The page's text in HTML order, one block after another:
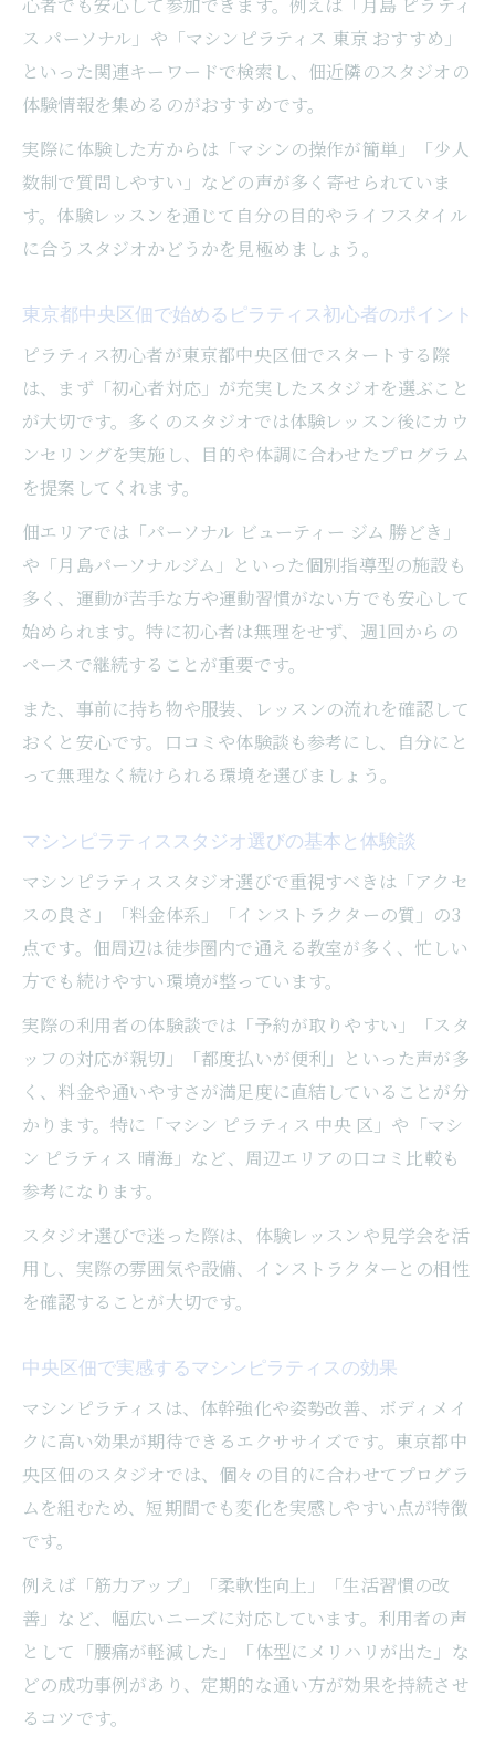
の特徴
マシンピラティスで叶える女性の美しい体
作り
中央区佃で人気のボディメイク向けピラテ
ィス
理想の体型へ導く佃でのマシンピラティス活用
法
イント
佃で始めるボディメイクとピラティスの関
係性
マシンピラティスの効果を引き出す通い方
提案
中央区佃で評判のピラティス活用術を解説
パーソナルジムとマシンピラティスの違い
とは
通いやすさで選ぶ佃のマシンピラティス教室案
内
アクセス良好な佃のマシンピラティス教室
を比較
予約の取りやすいピラティススタジオ選び
のコツ
室
マシンピラティスを続けやすい教室の特徴
紹介
都度払い可能なマシンピラティス教室の魅
力
マシンピラティスで佃エリアの健やかな毎日を
実現
マシンピラティスで叶える佃の健康習慣づ
くり
日常生活に溶け込むピラティスの始め方
中央区佃で続けやすいマシンピラティス提
案
心身の健康を支える佃のピラティス活用法
マシンピラティスで変わる毎日の過ごし方
パーソナルで叶える佃のマシンピラティス効果
スの効果
佃で人気のパーソナルマシンピラティスの
魅力
パーソナルとグループで異なるピラティス
体験談
マシンピラティス効果を高めるパーソナル
活用術
心者でも安心して参加できます。例えば「月島 ピラティ
ス パーソナル」や「マシンピラティス 東京 おすすめ」
といった関連キーワードで検索し、佃近隣のスタジオの
体験情報を集めるのがおすすめです。
実際に体験した方からは「マシンの操作が簡単」「少人
数制で質問しやすい」などの声が多く寄せられていま
す。体験レッスンを通じて自分の目的やライフスタイル
に合うスタジオかどうかを見極めましょう。
東京都中央区佃で始めるピラティス初心者のポイント
ピラティス初心者が東京都中央区佃でスタートする際
は、まず「初心者対応」が充実したスタジオを選ぶこと
が大切です。多くのスタジオでは体験レッスン後にカウ
ンセリングを実施し、目的や体調に合わせたプログラム
を提案してくれます。
佃エリアでは「パーソナル ビューティー ジム 勝どき」
や「月島パーソナルジム」といった個別指導型の施設も
多く、運動が苦手な方や運動習慣がない方でも安心して
始められます。特に初心者は無理をせず、週1回からの
ペースで継続することが重要です。
また、事前に持ち物や服装、レッスンの流れを確認して
おくと安心です。口コミや体験談も参考にし、自分にと
って無理なく続けられる環境を選びましょう。
マシンピラティススタジオ選びの基本と体験談
マシンピラティススタジオ選びで重視すべきは「アクセ
スの良さ」「料金体系」「インストラクターの質」の3
点です。佃周辺は徒歩圏内で通える教室が多く、忙しい
方でも続けやすい環境が整っています。
実際の利用者の体験談では「予約が取りやすい」「スタ
ッフの対応が親切」「都度払いが便利」といった声が多
く、料金や通いやすさが満足度に直結していることが分
かります。特に「マシン ピラティス 中央 区」や「マシ
ン ピラティス 晴海」など、周辺エリアの口コミ比較も
参考になります。
スタジオ選びで迷った際は、体験レッスンや見学会を活
用し、実際の雰囲気や設備、インストラクターとの相性
を確認することが大切です。
中央区佃で実感するマシンピラティスの効果
マシンピラティスは、体幹強化や姿勢改善、ボディメイ
クに高い効果が期待できるエクササイズです。東京都中
央区佃のスタジオでは、個々の目的に合わせてプログラ
ムを組むため、短期間でも変化を実感しやすい点が特徴
です。
例えば「筋力アップ」「柔軟性向上」「生活習慣の改
善」など、幅広いニーズに対応しています。利用者の声
として「腰痛が軽減した」「体型にメリハリが出た」な
どの成功事例があり、定期的な通い方が効果を持続させ
るコツです。